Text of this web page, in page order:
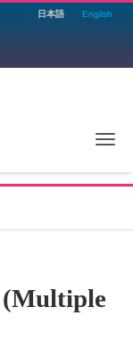
日本語 English
(Multiple